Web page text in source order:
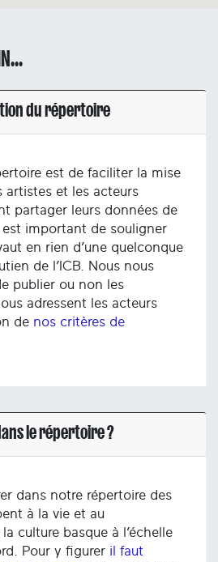
du répertoire
est de faciliter la mise
artistes et les acteurs
partager leurs données de
important de souligner
en rien d’une quelconque
de l’ICB. Nous nous
publier ou non les
adressent les acteurs
de nos critères de
le répertoire ?
dans notre répertoire des
à la vie et au
culture basque à l’échelle
Pour y figurer il faut